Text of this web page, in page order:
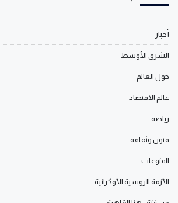
أخبار
الشرق الأوسط
حول العالم
عالم الاقتصاد
رياضة
فنون وثقافة
المنوعات
الأزمة الروسية الأوكرانية